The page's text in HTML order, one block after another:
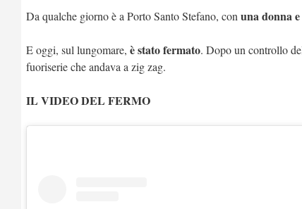
Da qualche giorno è a Porto Santo Stefano, con una donna
E oggi, sul lungomare, è stato fermato. Dopo un controllo
fuoriserie che andava a zig zag.
IL VIDEO DEL FERMO